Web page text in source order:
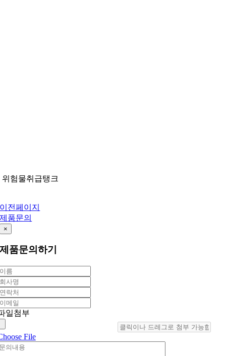
위험물취급탱크
이전페이지
제품문의
×
제품문의하기
일첨부
File